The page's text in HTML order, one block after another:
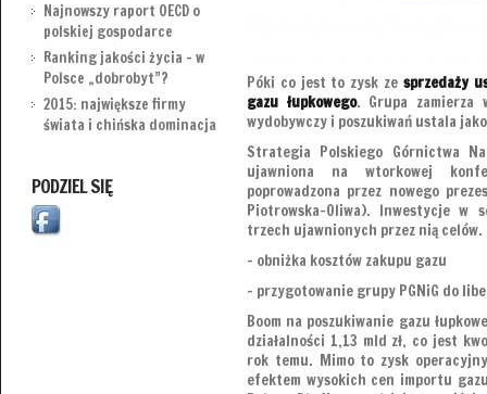
Najnowszy raport OECD o
polskiej gospodarce
Ranking jakości życia – w
Polsce „dobrobyt”?
2015: największe firmy
świata i chińska dominacja
PODZIEL SIĘ
Póki co jest to zysk ze sprzedaży
gazu łupkowego. Grupa
wydobywczy i poszukiwań ustala
Strategia Polskiego Górnictwa
ujawniona na wtorkowej
poprowadzona przez nowego
Piotrowska-Oliwa). Inwestycje w
trzech ujawnionych przez nią celów.
– obniżka kosztów zakupu gazu
– przygotowanie grupy PGNiG do
Boom na poszukiwanie gazu
działalności 1,13 mld zł, co jest
rok temu. Mimo to zysk
efektem wysokich cen importu